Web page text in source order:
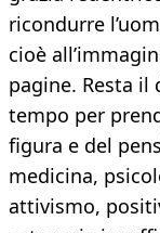
ricondurre
cioè
pagine. Resta il
tempo per
figura e del
medicina,
attivismo,